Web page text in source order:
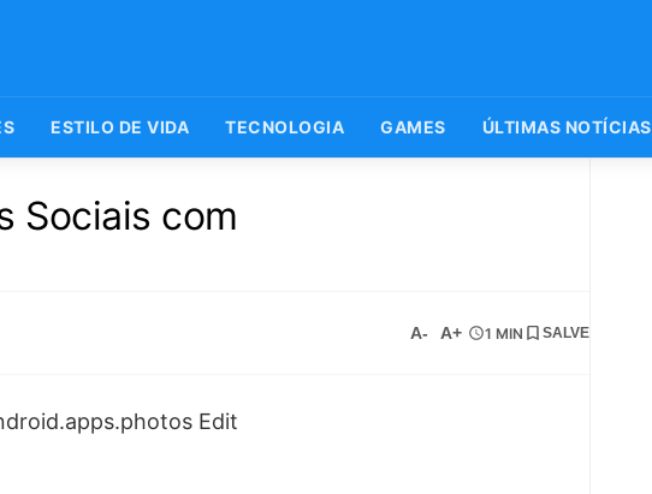
ESTILO DE VIDA TECNOLOGIA GAMES ÚLTIMAS NOTÍCIAS
Sociais com
A- A+ 1 MIN SALVE